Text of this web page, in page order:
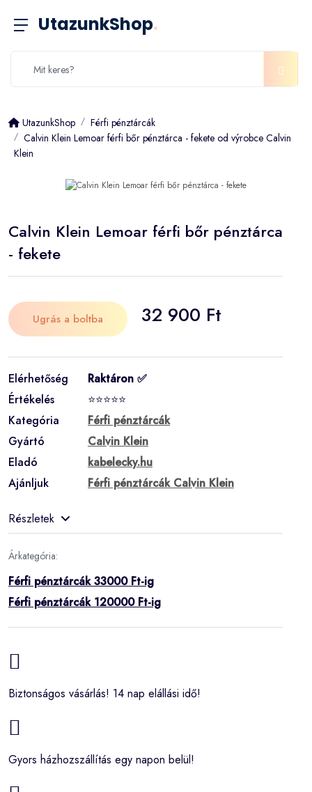
UtazunkShop.
UtazunkShop
Férfi pénztárcák
Calvin Klein Lemoar férfi bőr pénztárca - fekete od výrobce Calvin
Klein
Calvin Klein Lemoar férfi bőr pénztárca
- fekete
Ugrás a boltba 32 900 Ft
Elérhetőség
Raktáron ✅
Értékelés
⭐⭐⭐⭐⭐
Kategória
Férfi pénztárcák
Gyártó
Calvin Klein
Eladó
kabelecky.hu
Ajánljuk
Férfi pénztárcák Calvin Klein
Részletek
Árkategória:
Férfi pénztárcák 33000 Ft-ig
Férfi pénztárcák 120000 Ft-ig
Biztonságos vásárlás! 14 nap elállási idő!
Gyors házhozszállítás egy napon belül!